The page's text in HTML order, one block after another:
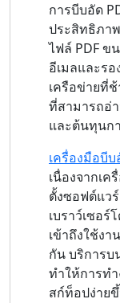
การบีบอัด
ประสิทธิภา
ไฟล์ PDF ข
อีเมลและร
เครือข่ายที่
ที่สามารถอ่
และต้นทุนก
เครื่องมือบี
เนื่องจากเค
ตั้งซอฟต์แว
เบราว์เซอร์
เข้าถึงใช้ง
กัน บริการบ
ทำให้การท
สก์ท็อปง่าย